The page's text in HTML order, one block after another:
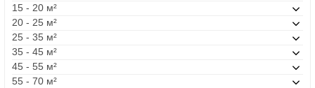
15 - 20 м²
20 - 25 м²
25 - 35 м²
35 - 45 м²
45 - 55 м²
55 - 70 м²